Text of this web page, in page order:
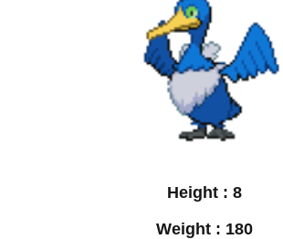
Height : 8
Weight : 180